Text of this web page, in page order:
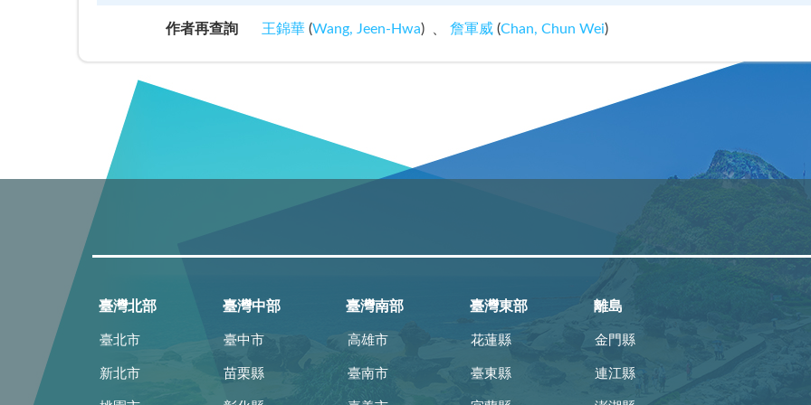
作者再查詢 王錦華(Wang, Jeen-Hwa) 詹軍威(Chan, Chun Wei)
臺灣北部
臺北市
新北市
臺灣中部
臺中市
苗栗縣
臺灣南部
高雄市
臺南市
臺灣東部
花蓮縣
臺東縣
離島
金門縣
連江縣